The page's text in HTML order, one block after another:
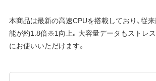
本商品は最新の高速CPUを搭載しており、従
能が約1.8倍※1向上。大容量データもストレ
にお使いいただけます。